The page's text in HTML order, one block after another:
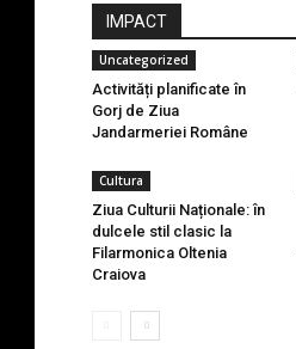
IMPACT
Uncategorized
Activități planificate în
Gorj de Ziua
Jandarmeriei Române
Cultura
Ziua Culturii Naționale: în
dulcele stil clasic la
Filarmonica Oltenia
Craiova